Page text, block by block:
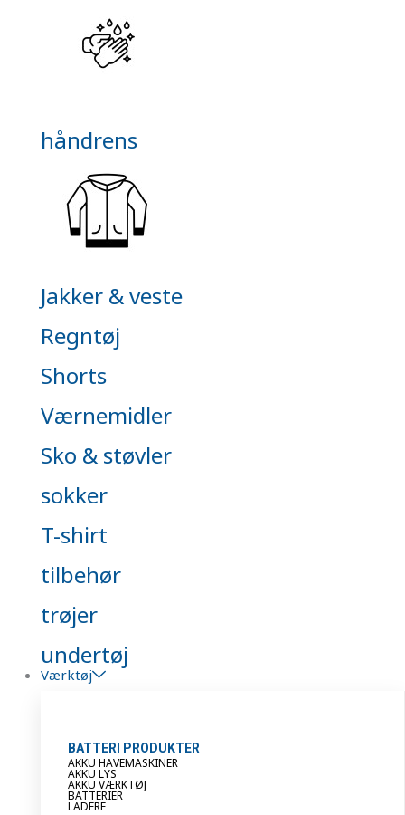
håndrens
Jakker & veste
Regntøj
Shorts
Værnemidler
Sko & støvler
sokker
T-shirt
tilbehør
trøjer
undertøj
Værktøj
BATTERI PRODUKTER
AKKU HAVEMASKINER
AKKU LYS
AKKU VÆRKTØJ
BATTERIER
LADERE